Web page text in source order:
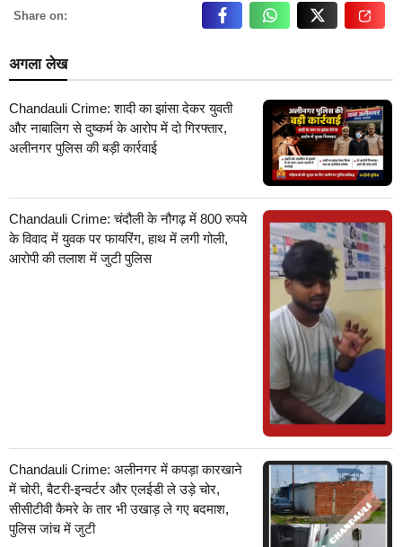
Share on:
अगला लेख
Chandauli Crime: शादी का झांसा देकर युवती
और नाबालिग से दुष्कर्म के आरोप में दो गिरफ्तार,
अलीनगर पुलिस की बड़ी कार्रवाई
Chandauli Crime: चंदौली के नौगढ़ में 800 रुपये
के विवाद में युवक पर फायरिंग, हाथ में लगी गोली,
आरोपी की तलाश में जुटी पुलिस
Chandauli Crime: अलीनगर में कपड़ा कारखाने
में चोरी, बैटरी-इन्वर्टर और एलईडी ले उड़े चोर,
सीसीटीवी कैमरे के तार भी उखाड़ ले गए बदमाश,
पुलिस जांच में जुटी